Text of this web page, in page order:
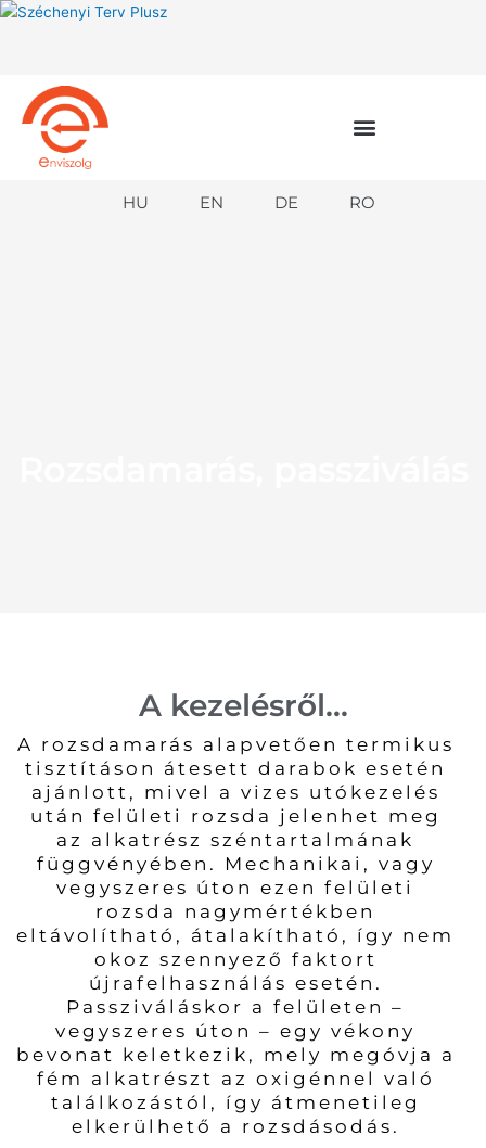
Skip
HU EN DE RO
A kezelésről...
A rozsdamarás alapvetően termikus
tisztításon átesett darabok esetén
ajánlott, mivel a vizes utókezelés
után felületi rozsda jelenhet meg
az alkatrész széntartalmának
függvényében. Mechanikai, vagy
vegyszeres úton ezen felületi
rozsda nagymértékben
eltávolítható, átalakítható, így nem
okoz szennyező faktort
újrafelhasználás esetén.
Passziváláskor a felületen –
vegyszeres úton – egy vékony
bevonat keletkezik, mely megóvja a
fém alkatrészt az oxigénnel való
találkozástól, így átmenetileg
elkerülhető a rozsdásodás.